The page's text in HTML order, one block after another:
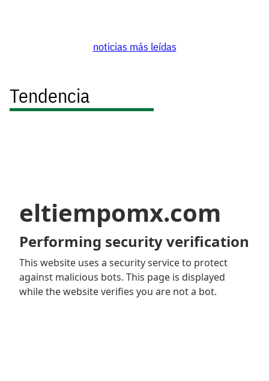
noticias más leídas
Tendencia